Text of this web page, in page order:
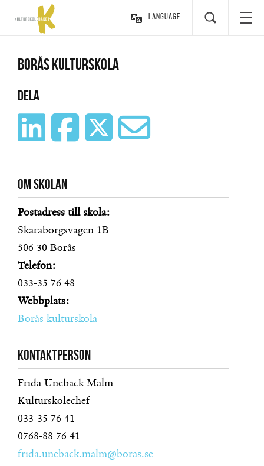
Language
Borås kulturskola
Dela
Om skolan
Postadress till skola:
Skaraborgsvägen 1B
506 30 Borås
Telefon:
033-35 76 48
Webbplats:
Borås kulturskola
Kontaktperson
Frida Uneback Malm
Kulturskolechef
033-35 76 41
0768-88 76 41
frida.uneback.malm@boras.se